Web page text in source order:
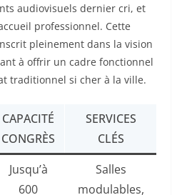
audiovisuels dernier cri, et
professionnel. Cette
pleinement dans la vision
à offrir un cadre fonctionnel
traditionnel si cher à la ville.
CAPACITÉ
CONGRÈS
SERVICES
CLÉS
Jusqu’à
600
Salles
modulables,